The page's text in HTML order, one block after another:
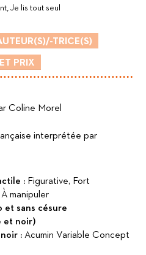
Je lis tout seul
TRICE(S)
PRIX
Coline Morel
interprétée par
: Figurative, Fort
manipuler
et sans césure
et noir)
: Acumin Variable Concept